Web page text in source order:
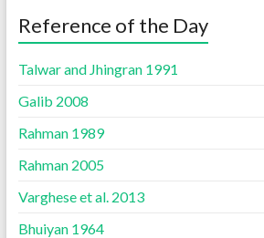
Reference of the Day
Talwar and Jhingran 1991
Galib 2008
Rahman 1989
Rahman 2005
Varghese et al. 2013
Bhuiyan 1964